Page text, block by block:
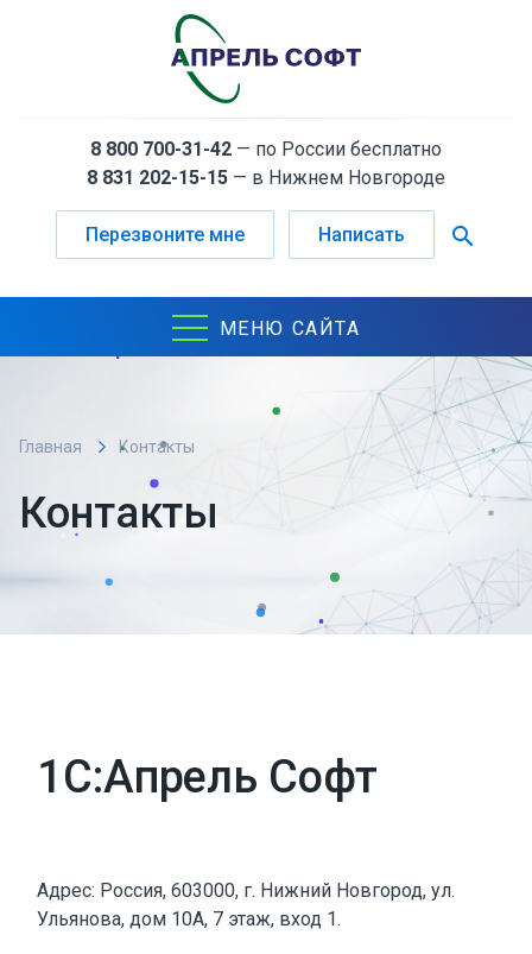
8 800 700-31-42 — по России бесплатно
8 831 202-15-15 — в Нижнем Новгороде
Перезвоните мне Написать search
МЕНЮ САЙТА
Главная Контакты
Контакты
1С:Апрель Софт
Адрес: Россия, 603000, г. Нижний Новгород, ул.
Ульянова, дом 10А, 7 этаж, вход 1.